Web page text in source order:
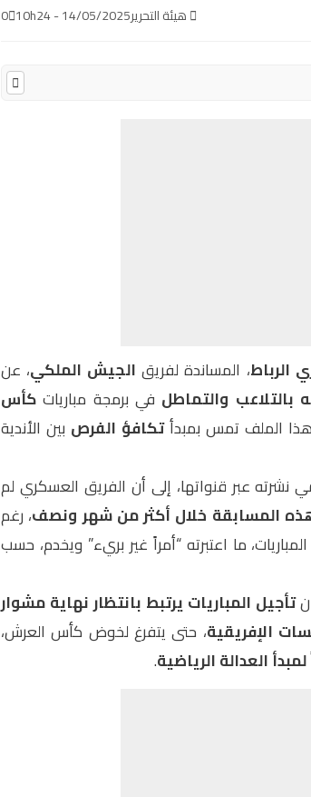
هيئة التحرير14/05/2025 - 10h24
0
الرباط، المساندة لفريق الجيش الملكي، عن
بالتلاعب والتماطل في برمجة مباريات كأس
هذا الملف تمس بمبدأتكافؤ الفرص بين الأندية
عبر قنواتها، إلى أن الفريق العسكري لم
المسابقة خلال أكثر من شهر ونصف، رغم
ما اعتبرته “أمراً غير بريء” ويخدم، حسب
تأجيل المباريات يرتبط بانتظار نهاية مشوار
الإفريقية، حتى يتفرغ لخوض كأس العرش،
العدالة الرياضية.